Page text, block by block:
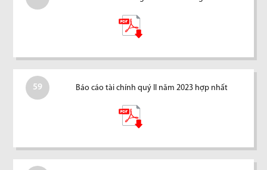
59 Báo cáo tài chính quý II năm 2023 hợp nhất